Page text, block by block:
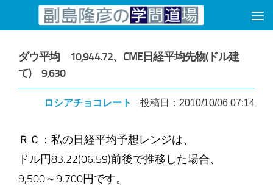
コンテンツへスキップ
ダウ平均 10,944.72、CME日経平均先物(ドル建
て) 9,630
ロシアチョコレート 投稿日：2010/10/06 07:14
ＲＣ：私の日経平均予想レンジは、
ドル円83.22(06:59)前後で推移した場合、
9,500～9,700円です。